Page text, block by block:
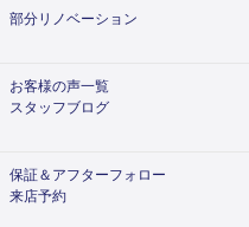
部分リノベーション
お客様の声一覧
スタッフブログ
保証＆アフターフォロー
来店予約